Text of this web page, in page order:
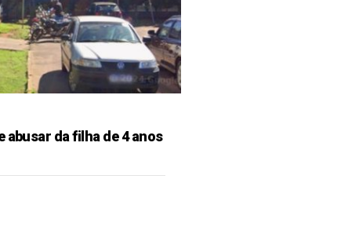
abusar da filha de 4 anos